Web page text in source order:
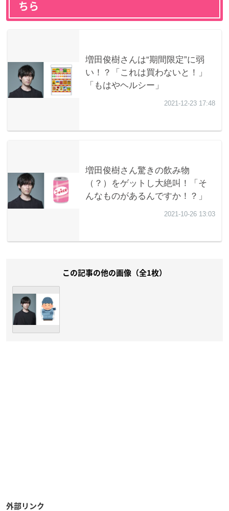
ちら
この記事の他の画像（全1枚）
外部リンク